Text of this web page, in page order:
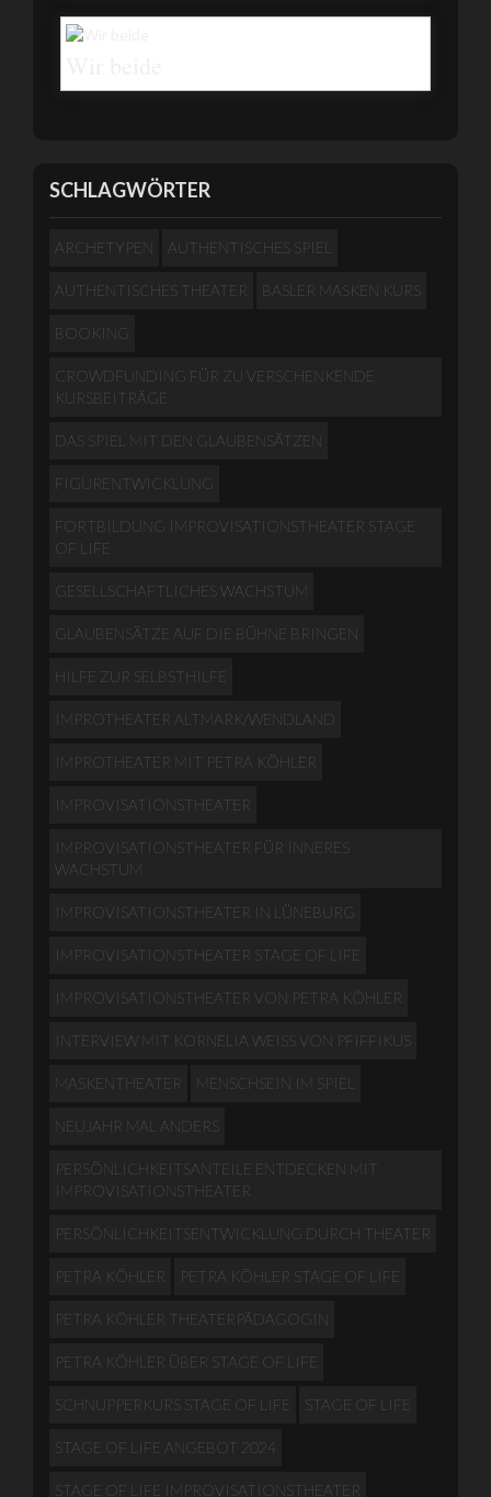
SCHLAGWÖRTER
ARCHETYPEN AUTHENTISCHES SPIEL
AUTHENTISCHES THEATER BASLER MASKEN KURS
BOOKING
CROWDFUNDING FÜR ZU VERSCHENKENDE
KURSBEITRÄGE
DAS SPIEL MIT DEN GLAUBENSÄTZEN
FIGURENTWICKLUNG
FORTBILDUNG IMPROVISATIONSTHEATER STAGE
OF LIFE
GESELLSCHAFTLICHES WACHSTUM
GLAUBENSÄTZE AUF DIE BÜHNE BRINGEN
HILFE ZUR SELBSTHILFE
IMPROTHEATER ALTMARK/WENDLAND
IMPROTHEATER MIT PETRA KÖHLER
IMPROVISATIONSTHEATER
IMPROVISATIONSTHEATER FÜR INNERES
WACHSTUM
IMPROVISATIONSTHEATER IN LÜNEBURG
IMPROVISATIONSTHEATER STAGE OF LIFE
IMPROVISATIONSTHEATER VON PETRA KÖHLER
INTERVIEW MIT KORNELIA WEISS VON PFIFFIKUS
MASKENTHEATER MENSCHSEIN IM SPIEL
NEUJAHR MAL ANDERS
PERSÖNLICHKEITSANTEILE ENTDECKEN MIT
IMPROVISATIONSTHEATER
PERSÖNLICHKEITSENTWICKLUNG DURCH THEATER
PETRA KÖHLER PETRA KÖHLER STAGE OF LIFE
PETRA KÖHLER THEATERPÄDAGOGIN
PETRA KÖHLER ÜBER STAGE OF LIFE
SCHNUPPERKURS STAGE OF LIFE STAGE OF LIFE
STAGE OF LIFE ANGEBOT 2024
STAGE OF LIFE IMPROVISATIONSTHEATER